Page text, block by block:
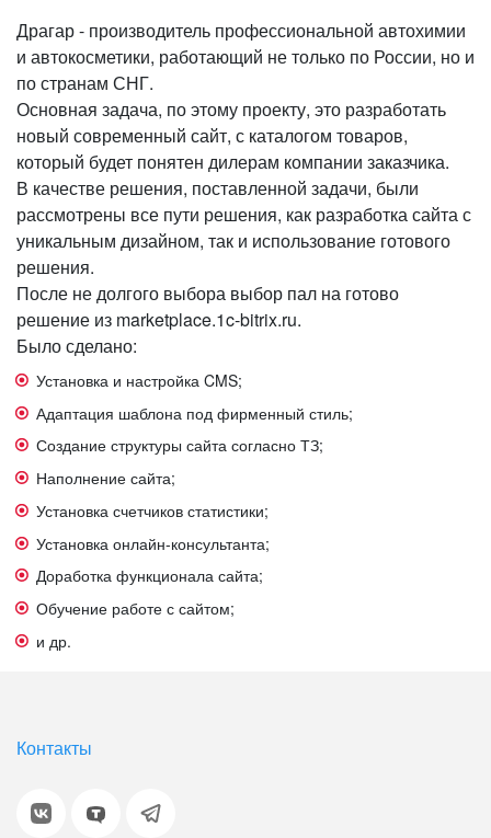
Драгар - производитель профессиональной автохимии
и автокосметики, работающий не только по России, но и
по странам СНГ.
Основная задача, по этому проекту, это разработать
новый современный сайт, с каталогом товаров,
который будет понятен дилерам компании заказчика.
В качестве решения, поставленной задачи, были
рассмотрены все пути решения, как разработка сайта с
уникальным дизайном, так и использование готового
решения.
После не долгого выбора выбор пал на готово
решение из marketplace.1c-bitrix.ru.
Было сделано:
Установка и настройка CMS;
Адаптация шаблона под фирменный стиль;
Создание структуры сайта согласно ТЗ;
Наполнение сайта;
Установка счетчиков статистики;
Установка онлайн-консультанта;
Доработка функционала сайта;
Обучение работе с сайтом;
и др.
Контакты